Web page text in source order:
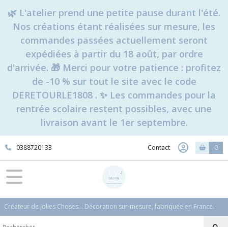
🌿 L'atelier prend une petite pause durant l'été.
Nos créations étant réalisées sur mesure, les
commandes passées actuellement seront
expédiées à partir du 18 août, par ordre
d'arrivée. 🎁 Merci pour votre patience : profitez
de -10 % sur tout le site avec le code
DERETOURLE1808 . ✨ Les commandes pour la
rentrée scolaire restent possibles, avec une
livraison avant le 1er septembre.
0388720133 Contact 0
Créateur de Jolies Choses... Décoration sur-mesure, fabriquée en France.